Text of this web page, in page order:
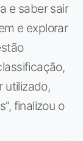
e saber sair
e explorar
utilizado,
finalizou o